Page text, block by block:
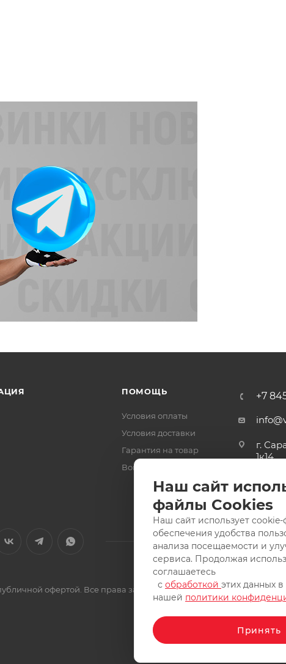
ПОМОЩЬ
Условия оплаты
Условия доставки
Гарантия на товар
Вопрос-ответ
+7
г.
1к14
офертой. Все права защищены. Заимствование
Наш сайт
файлы Cookies
Наш сайт использует
обеспечения удобства
анализа посещаемости и
сервиса. Продолжая
соглашаетесь
с обработкой этих данных
нашей политики
Принять